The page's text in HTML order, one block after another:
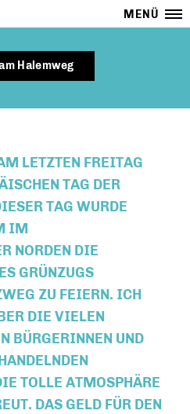
MENÜ
Halemweg
LETZTEN FREITAG
TAG DER
TAG WURDE
IM
NORDEN DIE
GRÜNZUGS
ZU FEIERN. ICH
DIE VIELEN
BÜRGERINNEN UND
TOLLE ATMOSPHÄRE
DAS GELD FÜR DEN